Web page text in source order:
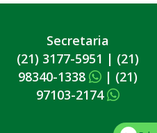
Secretaria
(21) 3177-5951 | (21)
98340-1338
| (21)
97103-2174